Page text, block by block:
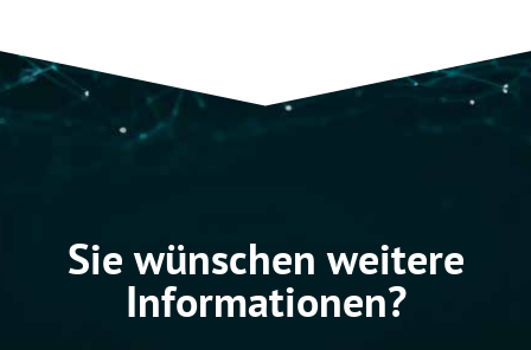
Sie wünschen weitere
Informationen?